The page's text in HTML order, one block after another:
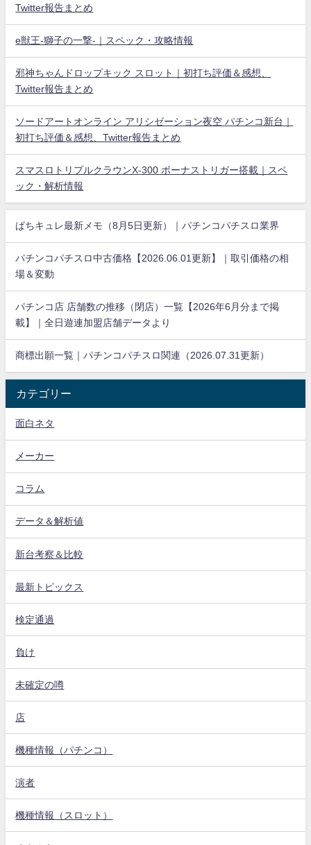
Twitter報告まとめ
e獣王-獅子の一撃-｜スペック・攻略情報
邪神ちゃんドロップキック スロット｜初打ち評価＆感想、
Twitter報告まとめ
ソードアートオンライン アリシゼーション夜空 パチンコ新台｜
初打ち評価＆感想、Twitter報告まとめ
スマスロトリプルクラウンX-300 ボーナストリガー搭載｜スペ
ック・解析情報
ぱちキュレ最新メモ（8月5日更新）｜パチンコパチスロ業界
パチンコパチスロ中古価格【2026.06.01更新】｜取引価格の相
場＆変動
パチンコ店 店舗数の推移（閉店）一覧【2026年6月分まで掲
載】｜全日遊連加盟店舗データより
商標出願一覧｜パチンコパチスロ関連（2026.07.31更新）
カテゴリー
面白ネタ
メーカー
コラム
データ＆解析値
新台考察＆比較
最新トピックス
検定通過
負け
未確定の噂
店
機種情報（パチンコ）
演者
機種情報（スロット）